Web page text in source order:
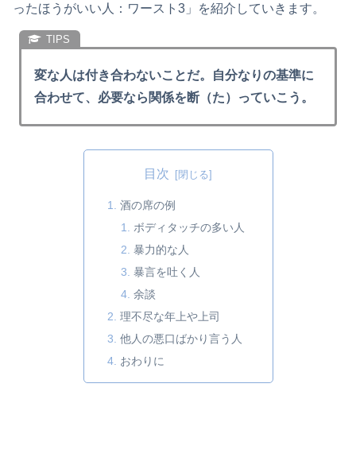
ったほうがいい人：ワースト3」を紹介していきます。
変な人は付き合わないことだ。自分なりの基準に
合わせて、必要なら関係を断（た）っていこう。
目次
酒の席の例
ボディタッチの多い人
暴力的な人
暴言を吐く人
余談
理不尽な年上や上司
他人の悪口ばかり言う人
おわりに